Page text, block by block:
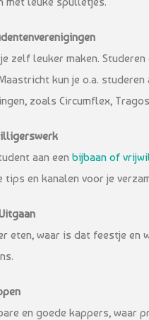
zelf leuker maken.
kun je o.a.
zoals Circumflex,
aan een bijbaan of
tips en kanalen voor je
eten, waar is dat feestje
en goede kappers, waar